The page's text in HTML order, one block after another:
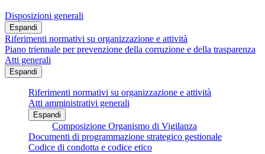
Disposizioni generali
Espandi
Riferimenti normativi su organizzazione e attività
Piano triennale per prevenzione della corruzione e della trasparenza
Atti generali
Espandi
Riferimenti normativi su organizzazione e attività
Atti amministrativi generali
Espandi
Composizione Organismo di Vigilanza
Documenti di programmazione strategico gestionale
Codice di condotta e codice etico